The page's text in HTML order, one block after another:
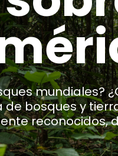
bosques y
reconocidos,